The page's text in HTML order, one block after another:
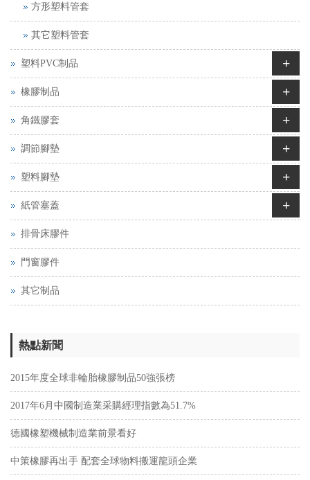
方形塑料管套
其它塑料管套
塑料PVC制品 +
橡膠制品 +
角鐵膠套 +
調節腳墊 +
塑料腳墊 +
紙管塞蓋 +
排骨床膠件
門窗膠件
其它制品
熱點新聞
2015年度全球非輪胎橡膠制品50強張榜
2017年6月中國制造業采購經理指數為51.7%
德國橡塑機械制造業前景看好
中策橡膠再出手 配套全球物料搬運龍頭企業